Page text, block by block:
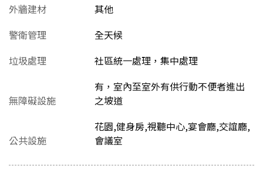
外牆建材
其他
警衛管理
全天候
垃圾處理
社區統一處理，集中處理
無障礙設施
有，室內至室外有供行動不便者進出
之坡道
公共設施
花園,健身房,視聽中心,宴會廳,交誼廳,
會議室